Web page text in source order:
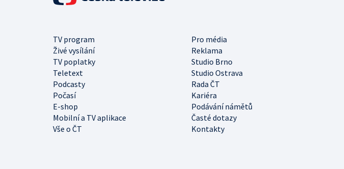
TV program
Pro média
Živé vysílání
Reklama
TV poplatky
Studio Brno
Teletext
Studio Ostrava
Podcasty
Rada ČT
Počasí
Kariéra
E-shop
Podávání námětů
Mobilní a TV aplikace
Časté dotazy
Vše o ČT
Kontakty